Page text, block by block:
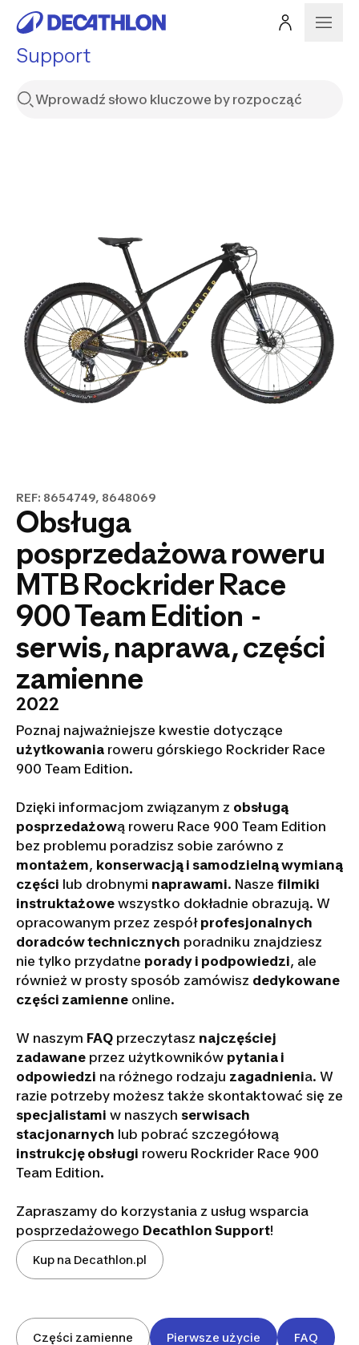
Support
REF: 8654749, 8648069
Obsługa
posprzedażowa roweru
MTB Rockrider Race
900 Team Edition -
serwis, naprawa, części
zamienne
2022
Poznaj najważniejsze kwestie dotyczące
użytkowania roweru górskiego Rockrider Race
900 Team Edition.
Dzięki informacjom związanym z obsługą
posprzedażową roweru Race 900 Team Edition
bez problemu poradzisz sobie zarówno z
montażem, konserwacją i samodzielną wymianą
części lub drobnymi naprawami. Nasze filmiki
instruktażowe wszystko dokładnie obrazują. W
opracowanym przez zespół profesjonalnych
doradców technicznych poradniku znajdziesz
nie tylko przydatne porady i podpowiedzi, ale
również w prosty sposób zamówisz dedykowane
części zamienne online.
W naszym FAQ przeczytasz najczęściej
zadawane przez użytkowników pytania i
odpowiedzi na różnego rodzaju zagadnienia. W
razie potrzeby możesz także skontaktować się ze
specjalistami w naszych serwisach
stacjonarnych lub pobrać szczegółową
instrukcję obsługi roweru Rockrider Race 900
Team Edition.
Zapraszamy do korzystania z usług wsparcia
posprzedażowego Decathlon Support!
Kup na Decathlon.pl
Części zamienne Pierwsze użycie FAQ